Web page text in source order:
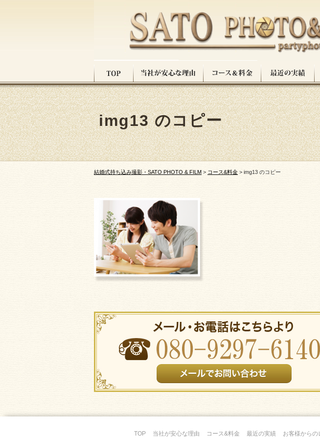
img13 のコピー
結婚式持ち込み撮影・SATO PHOTO & FILM > コース&料金 > img13 のコピー
TOP 当社が安心な理由 コース&料金 最近の実績 お客様からの